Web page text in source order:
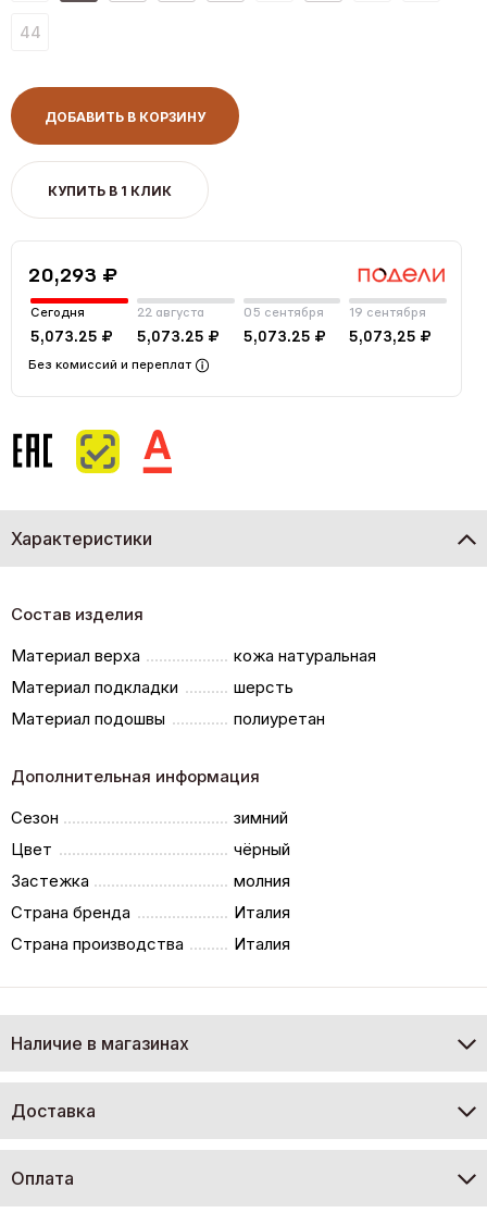
44
ДОБАВИТЬ В КОРЗИНУ
КУПИТЬ В 1 КЛИК
20,293 ₽
Сегодня
5,073.25 ₽
22 августа
5,073.25 ₽
05 сентября
5,073.25 ₽
19 сентября
5,073,25 ₽
Без комиссий и переплат
Характеристики
Состав изделия
Материал верха
кожа натуральная
Материал подкладки
шерсть
Материал подошвы
полиуретан
Дополнительная информация
Сезон
зимний
Цвет
чёрный
Застежка
молния
Страна бренда
Италия
Страна производства
Италия
Наличие в магазинах
Доставка
Оплата